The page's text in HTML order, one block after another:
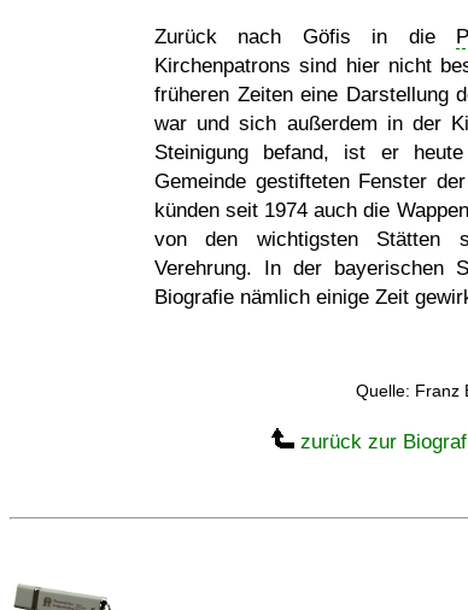
Zurück nach Göfis in die
Kirchenpatrons sind hier nicht
früheren Zeiten eine Darstellung
war und sich außerdem in der
Steinigung befand, ist er
Gemeinde gestifteten Fenster
künden seit 1974 auch die
von den wichtigsten Stätten
Verehrung. In der bayerischen
Biografie nämlich einige Zeit
Quelle: Franz
zurück zur